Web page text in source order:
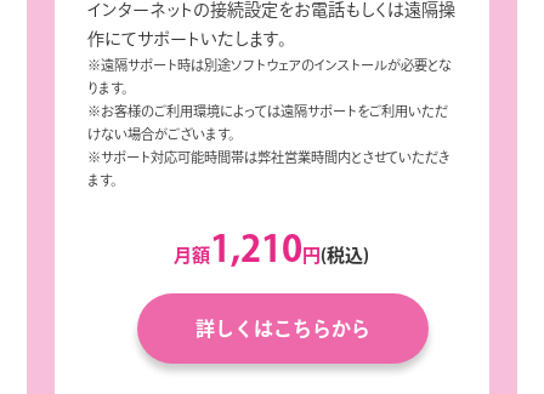
インターネットの接続設定をお電話もしくは遠隔操
作にてサポートいたします。
※遠隔サポート時は別途ソフトウェアのインストールが必要とな
ります。
※お客様のご利用環境によっては遠隔サポートをご利用いただ
けない場合がございます。
※サポート対応可能時間帯は弊社営業時間内とさせていただき
ます。
月額 1,210 円 (税込)
詳しくはこちらから